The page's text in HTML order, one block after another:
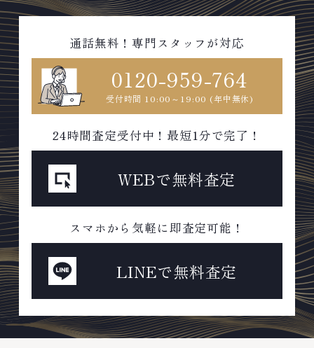
通話無料！専門スタッフが対応
0120-959-764
受付時間 10:00～19:00 (年中無休)
24時間査定受付中！最短1分で完了！
WEBで無料査定
スマホから気軽に即査定可能！
LINEで無料査定